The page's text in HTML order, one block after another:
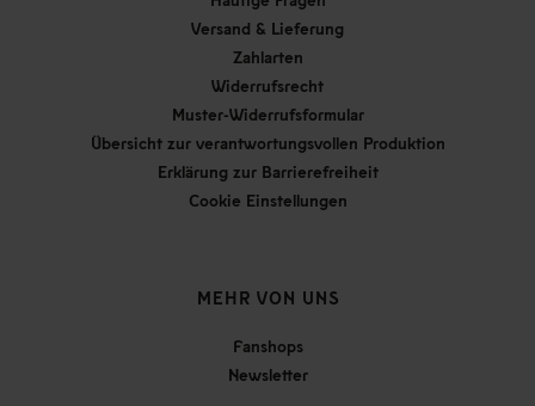
Versand & Lieferung
Zahlarten
Widerrufsrecht
Muster-Widerrufsformular
Übersicht zur verantwortungsvollen Produktion
Erklärung zur Barrierefreiheit
Cookie Einstellungen
MEHR VON UNS
Fanshops
Newsletter